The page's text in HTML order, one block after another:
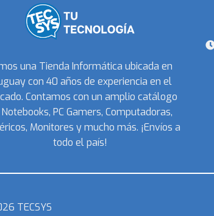
una Tienda Informática ubicada en
con 40 años de experiencia en el
Contamos con un amplio catálogo
PC Gamers, Computadoras,
Monitores y mucho más. ¡Envíos a
todo el país!
TECSYS